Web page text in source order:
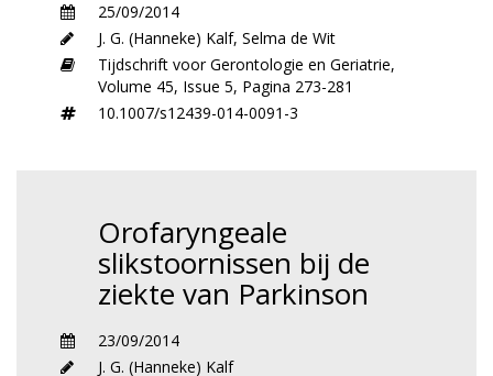
25/09/2014
J. G. (Hanneke) Kalf, Selma de Wit
Tijdschrift voor Gerontologie en Geriatrie,
Volume 45, Issue 5, Pagina 273-281
10.1007/s12439-014-0091-3
Orofaryngeale
slikstoornissen bij de
ziekte van Parkinson
23/09/2014
J. G. (Hanneke) Kalf